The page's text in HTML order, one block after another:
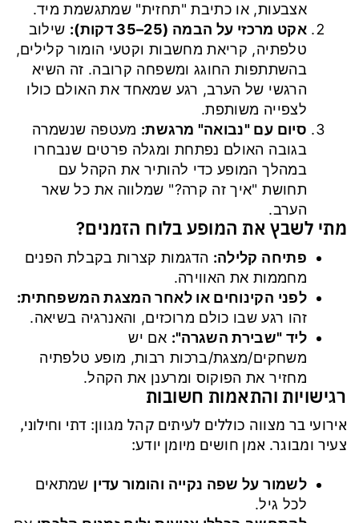
אצבעות, או כתיבת "תחזית" שמתגשמת מיד.
אקט מרכזי על הבמה (25–35 דקות)
: שילוב
טלפתיה, קריאת מחשבות וקטעי הומור קלילים,
בהשתתפות החוגג ומשפחה קרובה. זה השיא
הרגשי של הערב, רגע שמאחד את האולם כולו
לצפייה משותפת.
סיום עם "נבואה" מרגשת: מעטפה שנשמרה
בגובה האולם נפתחת ומגלה פרטים שנבחרו
במהלך המופע כדי להותיר את הקהל עם
תחושת "איך זה קרה?" שמלווה את כל שאר
הערב.
מתי לשבץ את המופע בלוח הזמנים?
פתיחה קלילה: הדגמות קצרות בקבלת הפנים
מחממות את האווירה.
לפני הקינוחים או לאחר המצגת המשפחתית:
זהו רגע שבו כולם מרוכזים, והאנרגיה בשיאה.
ליד "שבירת השגרה": אם יש
משחקים/מצגת/ברכות רבות, מופע טלפתיה
מחזיר את הפוקוס ומרענן את הקהל.
רגישויות והתאמות חשובות
אירועי בר מצווה כוללים לעיתים קהל מגוון: דתי וחילוני,
צעיר ומבוגר. אמן חושים מיומן יודע:
לשמור על שפה נקייה והומור עדין שמתאים
לכל גיל.